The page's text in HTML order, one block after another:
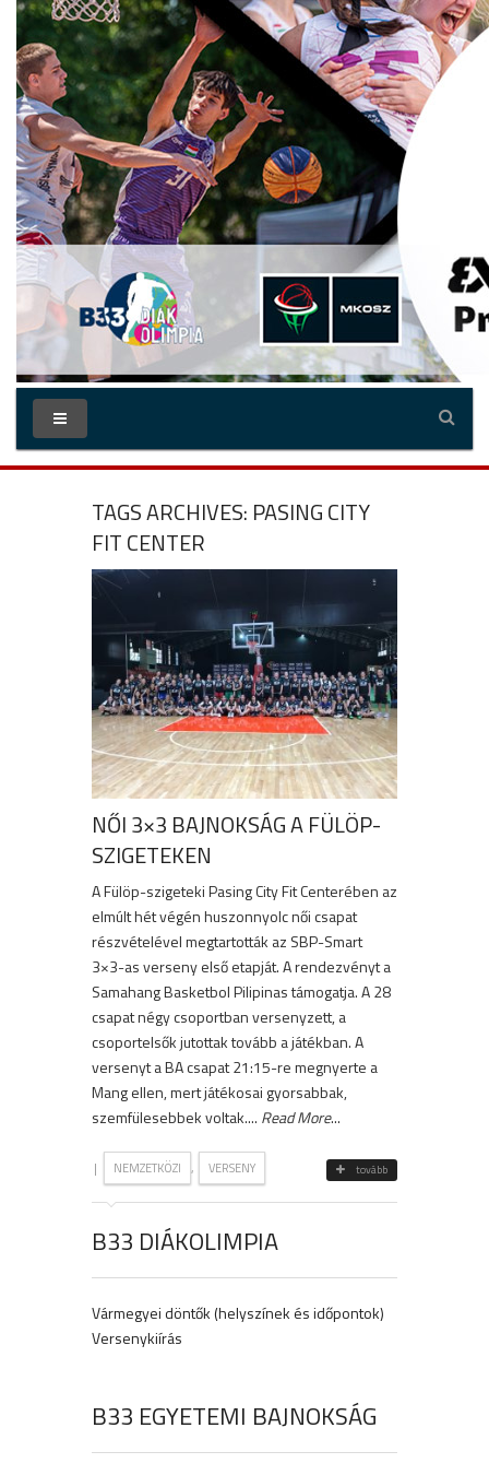
TAGS ARCHIVES: PASING CITY
FIT CENTER
NŐI 3×3 BAJNOKSÁG A FÜLÖP-
SZIGETEKEN
A Fülöp-szigeteki Pasing City Fit Centerében az
elmúlt hét végén huszonnyolc női csapat
részvételével megtartották az SBP-Smart
3×3-as verseny első etapját. A rendezvényt a
Samahang Basketbol Pilipinas támogatja. A 28
csapat négy csoportban versenyzett, a
csoportelsők jutottak tovább a játékban. A
versenyt a BA csapat 21:15-re megnyerte a
Mang ellen, mert játékosai gyorsabbak,
szemfülesebbek voltak.... Read More...
| NEMZETKÖZI , VERSENY tovább
B33 DIÁKOLIMPIA
Vármegyei döntők (helyszínek és időpontok)
Versenykiírás
B33 EGYETEMI BAJNOKSÁG